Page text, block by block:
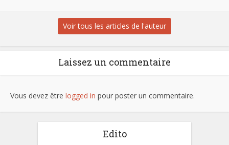
Voir tous les articles de l'auteur
Laissez un commentaire
Vous devez être logged in pour poster un commentaire.
Edito